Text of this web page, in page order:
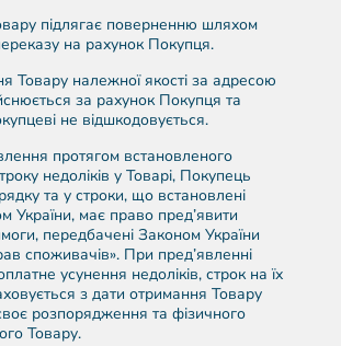
підлягає поверненню шляхом
на рахунок Покупця.
Товару належної якості за адресою
за рахунок Покупця та
не відшкодовується.
протягом встановленого
недоліків у Товарі, Покупець
та у строки, що встановлені
України, має право пред’явити
передбачені Законом України
споживачів». При пред’явленні
усунення недоліків, строк на їх
з дати отримання Товару
розпорядження та фізичного
Товару.